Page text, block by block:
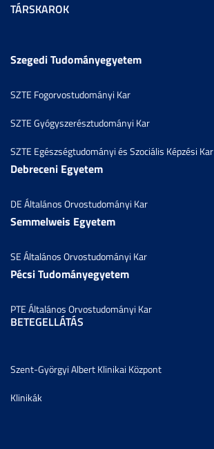
TÁRSKAROK
Szegedi Tudományegyetem
SZTE Fogorvostudományi Kar
SZTE Gyógyszerésztudományi Kar
SZTE Egészségtudományi és Szociális Képzési Kar
Debreceni Egyetem
DE Általános Orvostudományi Kar
Semmelweis Egyetem
SE Általános Orvostudományi Kar
Pécsi Tudományegyetem
PTE Általános Orvostudományi Kar
BETEGELLÁTÁS
Szent-Györgyi Albert Klinikai Központ
Klinikák